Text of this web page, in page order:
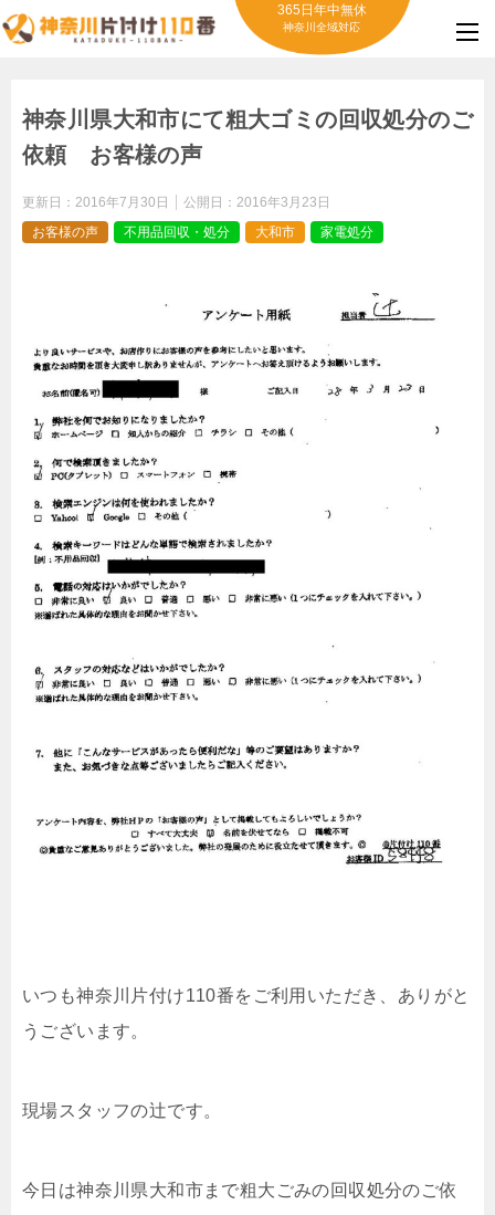
365日年中無休
神奈川全域対応
神奈川県大和市にて粗大ゴミの回収処分のご
依頼 お客様の声
更新日： 2016年7月30日 公開日： 2016年3月23日
お客様の声
不用品回収・処分 大和市 家電処分
いつも神奈川片付け110番をご利用いただき、ありがと
うございます。
現場スタッフの辻です。
今日は神奈川県大和市まで粗大ごみの回収処分のご依